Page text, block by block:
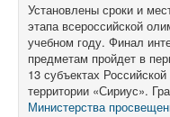
Установлены сроки и
этапа всероссийской
учебном году. Финал
предметам пройдет в
13 субъектах
территории «Сириус».
Министерства